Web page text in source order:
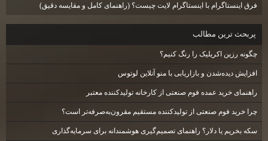
فرق اینستاگرام با اینستاگرام لایت چیست؟ (راهنمای کامل و مقایسه دقیق)
پربحث ترين مطالب
چگونه رزین اکریلیک را رنگ کنیم؟
افزایش دیده‌شدن و بازاریابی با منو آنلاین لوتوس
راهنمای خرید عمده فوم صنعتی از کارخانه تولیدکننده معتبر
چرا خرید فوم صنعتی از تولیدکننده مستقیم مقرون‌به‌صرفه‌تر است؟
سکه بخریم یا دلار؟ راهنمای تصمیم‌گیری هوشمندانه برای سرمایه‌گذاری